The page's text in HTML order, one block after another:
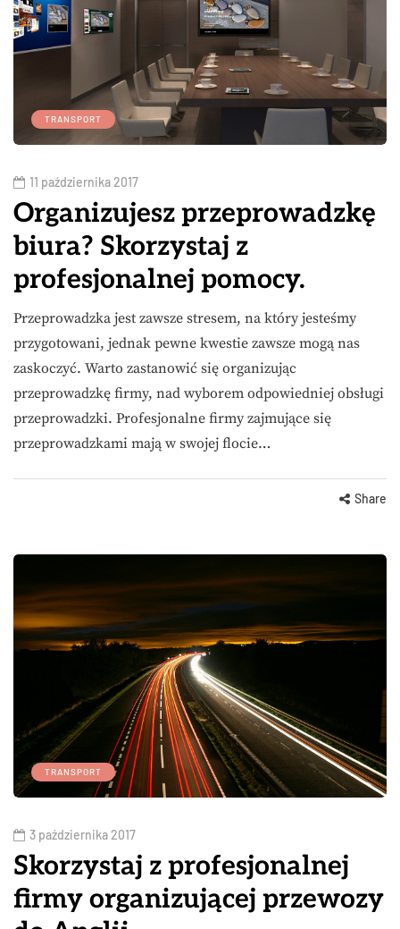
TRANSPORT
11 października 2017
Organizujesz przeprowadzkę
biura? Skorzystaj z
profesjonalnej pomocy.
Przeprowadzka jest zawsze stresem, na który jesteśmy
przygotowani, jednak pewne kwestie zawsze mogą nas
zaskoczyć. Warto zastanowić się organizując
przeprowadzkę firmy, nad wyborem odpowiedniej obsługi
przeprowadzki. Profesjonalne firmy zajmujące się
przeprowadzkami mają w swojej flocie…
Share
TRANSPORT
3 października 2017
Skorzystaj z profesjonalnej
firmy organizującej przewozy